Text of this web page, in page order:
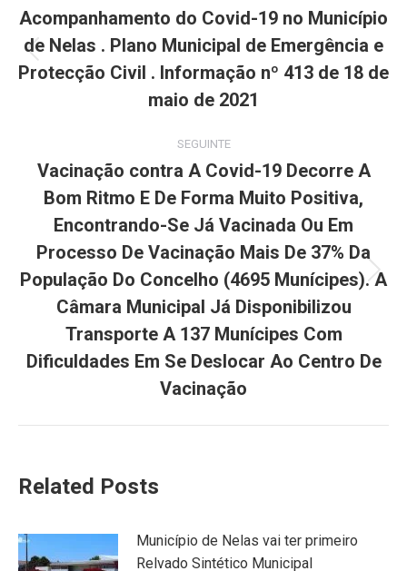
navigation
Previous
post:
Acompanhamento do Covid-19 no Município
de Nelas . Plano Municipal de Emergência e
Protecção Civil . Informação nº 413 de 18 de
maio de 2021
SEGUINTE
Next
post:
Vacinação contra A Covid-19 Decorre A
Bom Ritmo E De Forma Muito Positiva,
Encontrando-Se Já Vacinada Ou Em
Processo De Vacinação Mais De 37% Da
População Do Concelho (4695 Munícipes). A
Câmara Municipal Já Disponibilizou
Transporte A 137 Munícipes Com
Dificuldades Em Se Deslocar Ao Centro De
Vacinação
Related Posts
Município de Nelas vai ter primeiro
Relvado Sintético Municipal